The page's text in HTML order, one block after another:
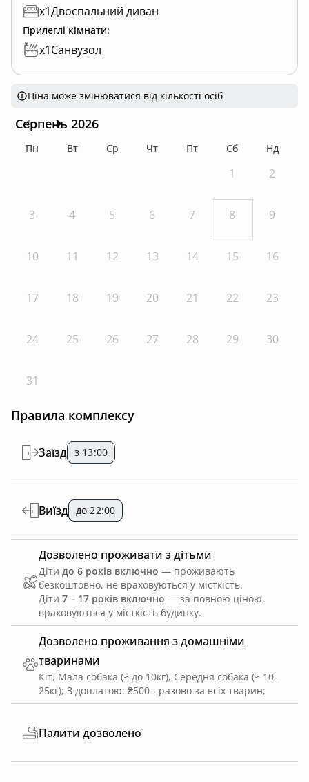
x1Двоспальний диван
Прилеглі кімнати:
x1Санвузол
Ціна може змінюватися від кількості осіб
Серпень 2026
Пн Вт Ср Чт Пт Сб Нд
1 2
3 4 5 6 7 8 9
10 11 12 13 14 15 16
17 18 19 20 21 22 23
24 25 26 27 28 29 30
31
Правила комплексу
Дозволено проживання з домашніми
тваринами
Кіт, Мала собака (≈ до 10кг), Середня собака (≈ 10-
25кг); З доплатою: ₴500 - разово за всіх тварин;
Заїзд з 13:00
Виїзд до 22:00
Дозволено проживати з дітьми
Діти до 6 років включно — проживають
безкоштовно, не враховуються у місткість.
Діти 7 – 17 років включно — за повною ціною,
враховуються у місткість будинку.
Палити дозволено